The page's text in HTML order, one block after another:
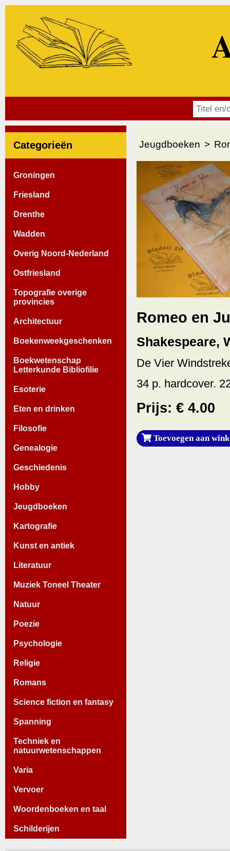
Categorieën
Groningen
Friesland
Drenthe
Wadden
Overig Noord-Nederland
Ostfriesland
Topografie overige
provincies
Architectuur
Boekenweekgeschenken
Boekwetenschap
Letterkunde Bibliofilie
Esoterie
Eten en drinken
Filosofie
Genealogie
Geschiedenis
Hobby
Jeugdboeken
Kartografie
Kunst en antiek
Literatuur
Muziek Toneel Theater
Natuur
Poezie
Psychologie
Religie
Romans
Science fiction en fantasy
Spanning
Techniek en
natuurwetenschappen
Varia
Vervoer
Woordenboeken en taal
Schilderijen
Jeugdboeken
Romeo en
Shakespeare,
De Vier
34 p. hardcover.
Prijs: € 4.00
Toevoegen aan